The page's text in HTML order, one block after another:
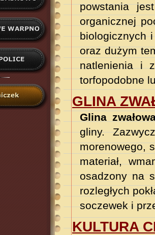
powstania
organicznej
biologicznych
oraz dużym
natlenienia i
torfopodobne
GLINA
Glina
gliny. Z
morenowego,
materiał,
osadzony na
rozległych
soczewek i
KULTURA